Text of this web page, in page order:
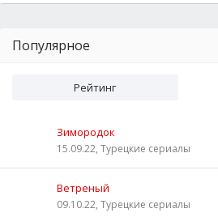
Популярное
Рейтинг
Зимородок
15.09.22, Турецкие сериалы
Ветреный
09.10.22, Турецкие сериалы